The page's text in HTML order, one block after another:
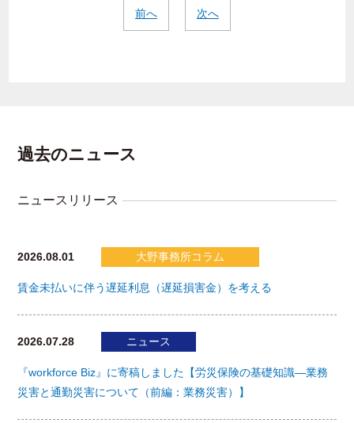
前へ 次へ
過去のニュース
ニュースリリース
2026.08.01 大野事務所コラム
賃金未払いに伴う遅延利息（遅延損害金）を考える
2026.07.28 ニュース
『workforce Biz』に寄稿しました【労災保険の基礎知識―業務
災害と通勤災害について（前編：業務災害）】